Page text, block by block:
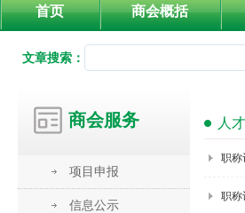
首页 商会概括
文章搜索：
商会服务
项目申报
信息公示
人
职称
职称